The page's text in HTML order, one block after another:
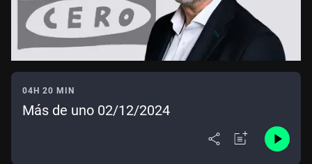
04H 20 MIN
Más de uno 02/12/2024